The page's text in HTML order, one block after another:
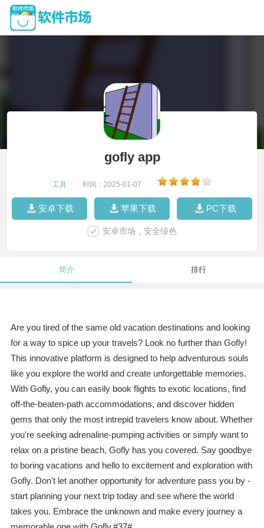
gofly app
工具 时间：2025-01-07
安卓下载 苹果下载 PC下载
安卓市场，安全绿色
简介 排行
Are you tired of the same old vacation destinations and looking
for a way to spice up your travels? Look no further than Gofly!
This innovative platform is designed to help adventurous souls
like you explore the world and create unforgettable memories.
With Gofly, you can easily book flights to exotic locations, find
off-the-beaten-path accommodations, and discover hidden
gems that only the most intrepid travelers know about. Whether
you're seeking adrenaline-pumping activities or simply want to
relax on a pristine beach, Gofly has you covered. Say goodbye
to boring vacations and hello to excitement and exploration with
Gofly. Don't let another opportunity for adventure pass you by -
start planning your next trip today and see where the world
takes you. Embrace the unknown and make every journey a